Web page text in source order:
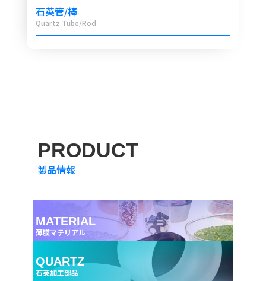
石英管/棒
Quartz Tube/Rod
PRODUCT
製品情報
MATERIAL
薄膜マテリアル
QUARTZ
石英加工部品